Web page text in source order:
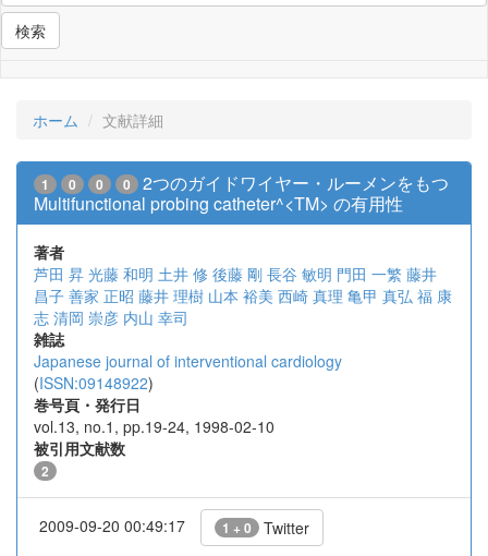
検索
ホーム 文献詳細
1 0 0 0
2つのガイドワイヤー・ルーメンをもつ
Multifunctional probing catheter^<TM> の有用性
著者
芦田 昇 光藤 和明 土井 修 後藤 剛 長谷 敏明 門田 一繁 藤井
昌子 善家 正昭 藤井 理樹 山本 裕美 西崎 真理 亀甲 真弘 福 康
志 清岡 崇彦 内山 幸司
雑誌
Japanese journal of interventional cardiology
(ISSN:09148922)
巻号頁・発行日
vol.13, no.1, pp.19-24, 1998-02-10
被引用文献数
2
2009-09-20 00:49:17 1 + 0 Twitter